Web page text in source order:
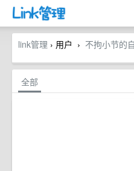
link管理 › 用户 › 不拘小节的
全部